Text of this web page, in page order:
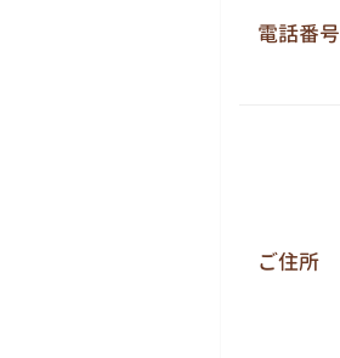
電話番号
ご住所